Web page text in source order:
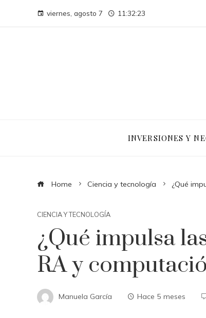
viernes, agosto 7 11:32:23
INVERSIONES Y
Home Ciencia y tecnología ¿Qué
CIENCIA Y TECNOLOGÍA
¿Qué impulsa
RA y
Manuela García Hace 5 meses